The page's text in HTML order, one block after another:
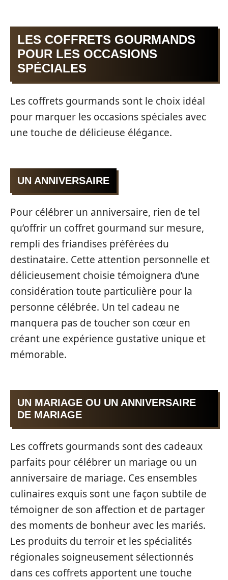
LES COFFRETS GOURMANDS
POUR LES OCCASIONS
SPÉCIALES
Les coffrets gourmands sont le choix idéal
pour marquer les occasions spéciales avec
une touche de délicieuse élégance.
UN ANNIVERSAIRE
Pour célébrer un anniversaire, rien de tel
qu’offrir un coffret gourmand sur mesure,
rempli des friandises préférées du
destinataire. Cette attention personnelle et
délicieusement choisie témoignera d’une
considération toute particulière pour la
personne célébrée. Un tel cadeau ne
manquera pas de toucher son cœur en
créant une expérience gustative unique et
mémorable.
UN MARIAGE OU UN ANNIVERSAIRE
DE MARIAGE
Les coffrets gourmands sont des cadeaux
parfaits pour célébrer un mariage ou un
anniversaire de mariage. Ces ensembles
culinaires exquis sont une façon subtile de
témoigner de son affection et de partager
des moments de bonheur avec les mariés.
Les produits du terroir et les spécialités
régionales soigneusement sélectionnés
dans ces coffrets apportent une touche